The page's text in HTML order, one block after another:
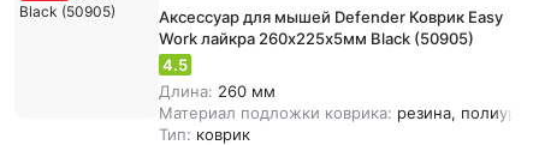
Аксессуар для мышей Defender Коврик Easy
Work лайкра 260х225х5мм Black (50905)
4.5
Длина: 260 мм
Материал подложки коврика: резина,
Тип: коврик